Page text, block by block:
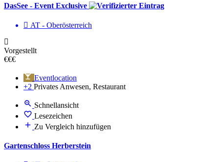
DasSee - Event Exclusive
AT - Ober­österreich
Vorgestellt
€€€
Eventlocation
+2 Privates Anwesen, Restaurant
Schnellansicht
Lesezeichen
Zu Vergleich hinzufügen
Gartenschloss Herberstein